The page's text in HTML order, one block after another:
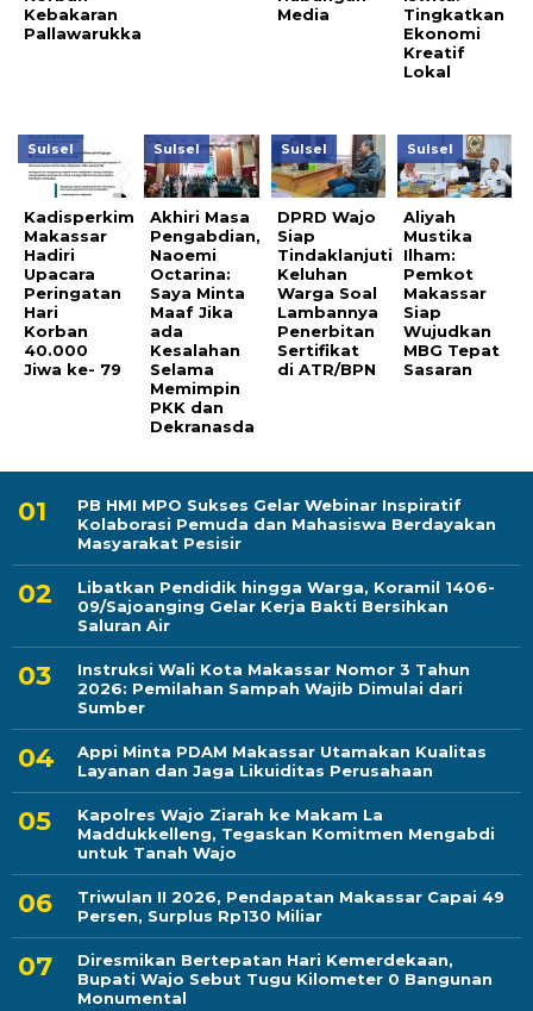
Kebakaran
Pallawarukka
Media
Tingkatkan
Ekonomi
Kreatif
Lokal
Sulsel
Kadisperkim
Makassar
Hadiri
Upacara
Peringatan
Hari
Korban
40.000
Jiwa ke- 79
Sulsel
Akhiri Masa
Pengabdian,
Naoemi
Octarina:
Saya Minta
Maaf Jika
ada
Kesalahan
Selama
Memimpin
PKK dan
Dekranasda
Sulsel
DPRD Wajo
Siap
Tindaklanjuti
Keluhan
Warga Soal
Lambannya
Penerbitan
Sertifikat
di ATR/BPN
Sulsel
Aliyah
Mustika
Ilham:
Pemkot
Makassar
Siap
Wujudkan
MBG Tepat
Sasaran
PB HMI MPO Sukses Gelar Webinar Inspiratif
Kolaborasi Pemuda dan Mahasiswa Berdayakan
Masyarakat Pesisir
Libatkan Pendidik hingga Warga, Koramil 1406-
09/Sajoanging Gelar Kerja Bakti Bersihkan
Saluran Air
Instruksi Wali Kota Makassar Nomor 3 Tahun
2026: Pemilahan Sampah Wajib Dimulai dari
Sumber
Appi Minta PDAM Makassar Utamakan Kualitas
Layanan dan Jaga Likuiditas Perusahaan
Kapolres Wajo Ziarah ke Makam La
Maddukkelleng, Tegaskan Komitmen Mengabdi
untuk Tanah Wajo
Triwulan II 2026, Pendapatan Makassar Capai 49
Persen, Surplus Rp130 Miliar
Diresmikan Bertepatan Hari Kemerdekaan,
Bupati Wajo Sebut Tugu Kilometer 0 Bangunan
Monumental